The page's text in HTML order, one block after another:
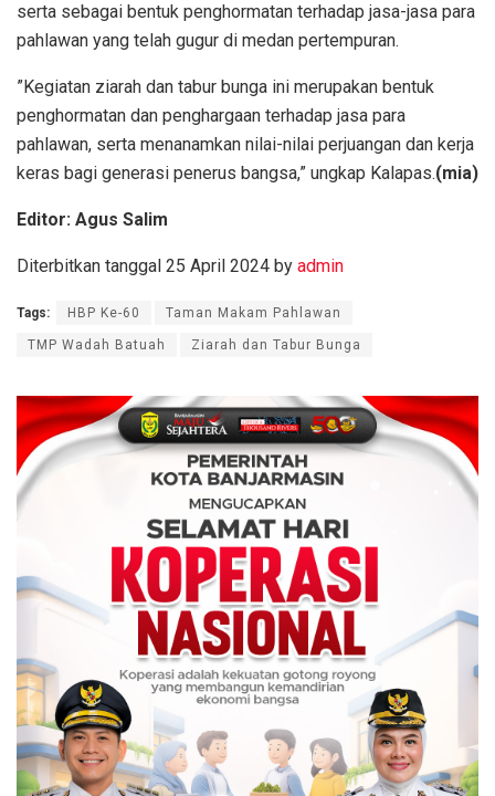
serta sebagai bentuk penghormatan terhadap jasa-jasa para
pahlawan yang telah gugur di medan pertempuran.
”Kegiatan ziarah dan tabur bunga ini merupakan bentuk
penghormatan dan penghargaan terhadap jasa para
pahlawan, serta menanamkan nilai-nilai perjuangan dan kerja
keras bagi generasi penerus bangsa,” ungkap Kalapas.(mia)
Editor: Agus Salim
Diterbitkan tanggal 25 April 2024 by admin
Tags: HBP Ke-60 Taman Makam Pahlawan
TMP Wadah Batuah Ziarah dan Tabur Bunga